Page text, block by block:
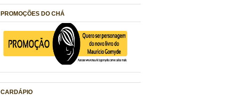
PROMOÇÕES DO CHÁ
CARDÁPIO